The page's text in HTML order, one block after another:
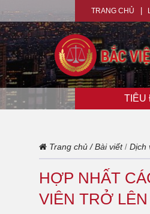
TRANG CHỦ
TIÊU
Trang chủ /Bài viết/ Dịch
HỢP NHẤT
VIÊN TRỞ LÊN